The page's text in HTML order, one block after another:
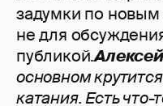
задумки по
не для
публикой.
основном
катания. Есть